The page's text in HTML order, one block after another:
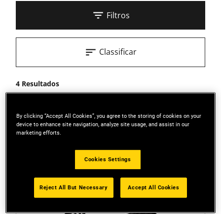
Filtros
4 Resultados
Classificar
By clicking “Accept All Cookies”, you agree to the storing of cookies on your
device to enhance site navigation, analyze site usage, and assist in our
marketing efforts.
Cookies Settings
Reject All But Necessary Accept All Cookies